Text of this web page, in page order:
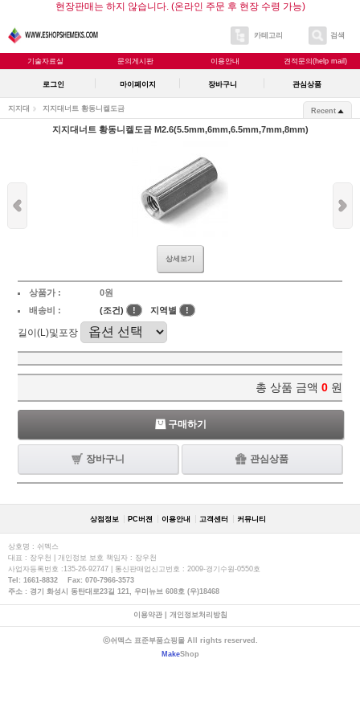
현장판매는 하지 않습니다. (온라인 주문 후 현장 수령 가능)
카테고리 검색
기술자료실 문의게시판 이용안내 견적문의(help mail)
로그인 마이페이지 장바구니 관심상품
지지대 지지대너트 황동니켈도금 Recent
지지대너트 황동니켈도금 M2.6(5.5mm,6mm,6.5mm,7mm,8mm)
상세보기
상품가 :
0원
배송비 :
(조건) ! 지역별 !
길이(L)및포장
총 상품 금액 0 원
구매하기
장바구니 관심상품
상점정보 PC버젼 이용안내 고객센터 커뮤니티
상호명 : 쉬멕스
대표 : 장우천 | 개인정보 보호 책임자 : 장우천
사업자등록번호 :135-26-92747 | 통신판매업신고번호 : 2009-경기수원-0550호
Tel: 1661-8832 Fax: 070-7966-3573
주소 : 경기 화성시 동탄대로23길 121, 우미뉴브 608호 (우)18468
이용약관| 개인정보처리방침
ⓒ쉬멕스 표준부품쇼핑몰 All rights reserved.
MakeShop